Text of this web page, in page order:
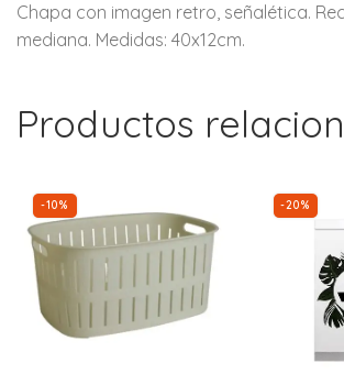
Chapa con imagen retro, señalética.
mediana. Medidas: 40x12cm.
Productos
-10% -20%